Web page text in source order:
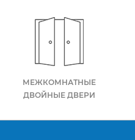
МЕЖКОМНАТНЫЕ
ДВОЙНЫЕ ДВЕРИ